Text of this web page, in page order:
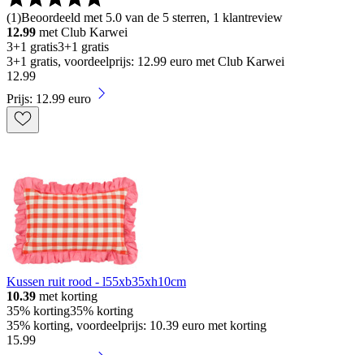
(1)Beoordeeld met 5.0 van de 5 sterren, 1 klantreview
12.99 met Club Karwei
3+1 gratis3+1 gratis
3+1 gratis, voordeelprijs: 12.99 euro met Club Karwei
12.99
Prijs: 12.99 euro
Kussen ruit rood - l55xb35xh10cm
10.39 met korting
35% korting35% korting
35% korting, voordeelprijs: 10.39 euro met korting
15.99